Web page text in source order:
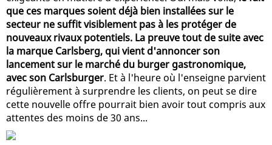
que ces marques soient déjà bien installées sur le
secteur ne suffit visiblement pas à les protéger de
nouveaux rivaux potentiels. La preuve tout de suite avec
la marque Carlsberg, qui vient d'annoncer son
lancement sur le marché du burger gastronomique,
avec son Carlsburger. Et à l'heure où l'enseigne parvient
régulièrement à surprendre les clients, on peut se dire
cette nouvelle offre pourrait bien avoir tout compris aux
attentes des moins de 30 ans...